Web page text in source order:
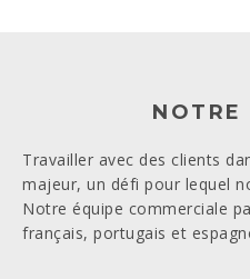
NOTRE
Travailler avec des clients
majeur, un défi pour lequel
Notre équipe commerciale
français, portugais et